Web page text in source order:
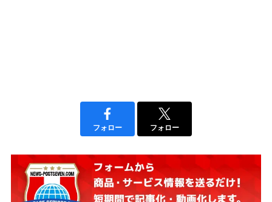
フォロー フォロー